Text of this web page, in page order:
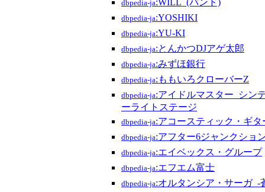
dbpedia-ja:WILL_(バンド)
dbpedia-ja:YOSHIKI
dbpedia-ja:YU-KI
dbpedia-ja:とんかつDJアゲ太郎
dbpedia-ja:みずほ銀行
dbpedia-ja:ももいろクローバーZ
dbpedia-ja:アイドルマスター_シン
ーライトステージ
dbpedia-ja:アコースティック・ギタ
dbpedia-ja:アフター6ジャンクショ
dbpedia-ja:エイベックス・グループ
dbpedia-ja:エフエム富士
dbpedia-ja:オルタンシア・サーガ_-